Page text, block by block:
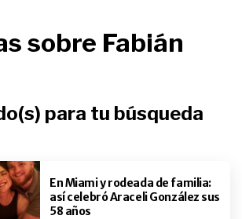
sobre Fabián
para tu búsqueda
En Miami y rodeada de familia:
así celebró Araceli González sus
58 años